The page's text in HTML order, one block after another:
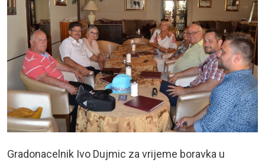
Gradonacelnik Ivo Dujmic za vrijeme boravka u